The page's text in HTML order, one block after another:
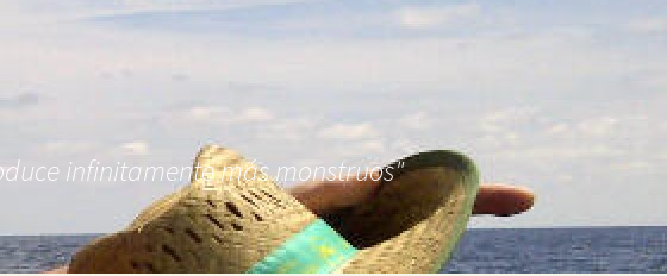
infinitamente más monstruos"